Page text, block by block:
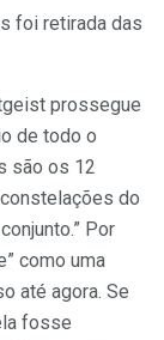
foi retirada das
prossegue
de todo o
são os 12
do
Por
como uma
até agora. Se
fosse